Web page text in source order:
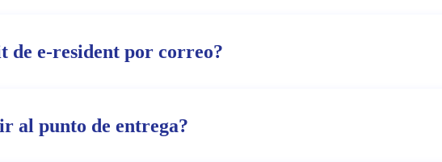
de e-resident por correo?
al punto de entrega?